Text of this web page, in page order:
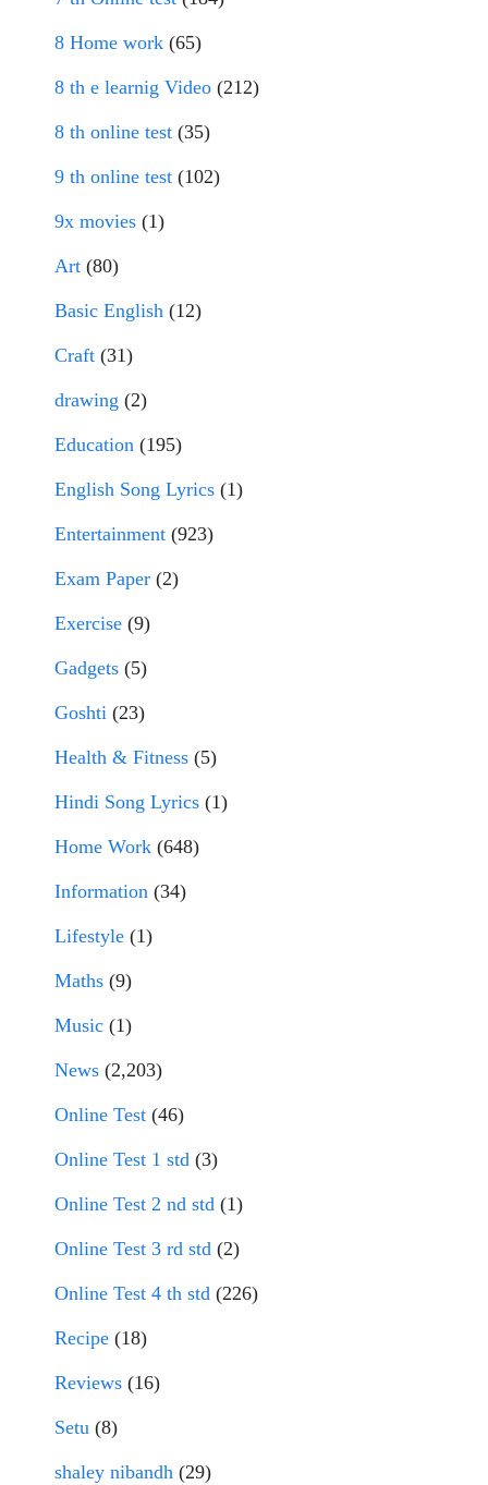
8 Home work (65)
8 th e learnig Video (212)
8 th online test (35)
9 th online test (102)
9x movies (1)
Art (80)
Basic English (12)
Craft (31)
drawing (2)
Education (195)
English Song Lyrics (1)
Entertainment (923)
Exam Paper (2)
Exercise (9)
Gadgets (5)
Goshti (23)
Health & Fitness (5)
Hindi Song Lyrics (1)
Home Work (648)
Information (34)
Lifestyle (1)
Maths (9)
Music (1)
News (2,203)
Online Test (46)
Online Test 1 std (3)
Online Test 2 nd std (1)
Online Test 3 rd std (2)
Online Test 4 th std (226)
Recipe (18)
Reviews (16)
Setu (8)
shaley nibandh (29)